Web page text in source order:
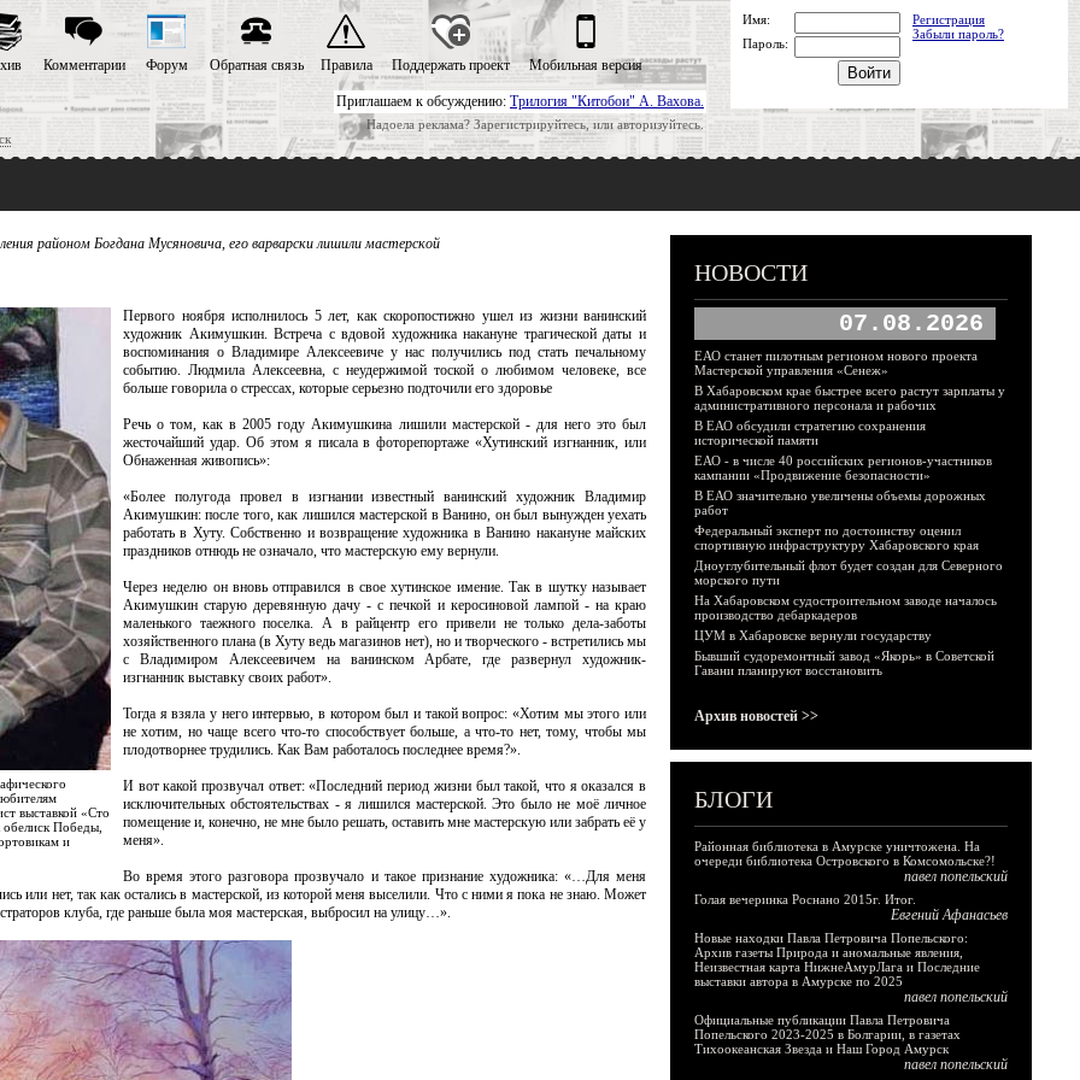
Приглашаем к обсуждению: Трилогия "Китобои" А. Вахова.
Надоела реклама? Зарегистрируйтесь, или авторизуйтесь.
Комментарии Форум Обратная связь Правила Поддержать проект Мобильная версия
Имя:
Регистрация
Забыли пароль?
Пароль:
районом Богдана Мусяновича, его варварски лишили мастерской
выставкой «Сто
Победы,
и
Первого ноября исполнилось 5 лет, как скоропостижно ушел из жизни ванинский
художник Акимушкин. Встреча с вдовой художника накануне трагической даты и
воспоминания о Владимире Алексеевиче у нас получились под стать печальному
событию. Людмила Алексеевна, с неудержимой тоской о любимом человеке, все
больше говорила о стрессах, которые серьезно подточили его здоровье
Речь о том, как в 2005 году Акимушкина лишили мастерской - для него это был
жесточайший удар. Об этом я писала в фоторепортаже «Хутинский изгнанник, или
Обнаженная живопись»:
«Более полугода провел в изгнании известный ванинский художник Владимир
Акимушкин: после того, как лишился мастерской в Ванино, он был вынужден уехать
работать в Хуту. Собственно и возвращение художника в Ванино накануне майских
праздников отнюдь не означало, что мастерскую ему вернули.
Через неделю он вновь отправился в свое хутинское имение. Так в шутку называет
Акимушкин старую деревянную дачу - с печкой и керосиновой лампой - на краю
маленького таежного поселка. А в райцентр его привели не только дела-заботы
хозяйственного плана (в Хуту ведь магазинов нет), но и творческого - встретились мы
с Владимиром Алексеевичем на ванинском Арбате, где развернул художник-
изгнанник выставку своих работ».
Тогда я взяла у него интервью, в котором был и такой вопрос: «Хотим мы этого или
не хотим, но чаще всего что-то способствует больше, а что-то нет, тому, чтобы мы
плодотворнее трудились. Как Вам работалось последнее время?».
И вот какой прозвучал ответ: «Последний период жизни был такой, что я оказался в
исключительных обстоятельствах - я лишился мастерской. Это было не моё личное
помещение и, конечно, не мне было решать, оставить мне мастерскую или забрать её у
меня».
Во время этого разговора прозвучало и такое признание художника: «…Для меня
или нет, так как остались в мастерской, из которой меня выселили. Что с ними я пока не знаю. Может
клуба, где раньше была моя мастерская, выбросил на улицу…».
НОВОСТИ
07.08.2026
ЕАО станет пилотным регионом нового проекта
Мастерской управления «Сенеж»
В Хабаровском крае быстрее всего растут зарплаты у
административного персонала и рабочих
В ЕАО обсудили стратегию сохранения
исторической памяти
ЕАО - в числе 40 российских регионов-участников
кампании «Продвижение безопасности»
В ЕАО значительно увеличены объемы дорожных
работ
Федеральный эксперт по достоинству оценил
спортивную инфраструктуру Хабаровского края
Дноуглубительный флот будет создан для Северного
морского пути
На Хабаровском судостроительном заводе началось
производство дебаркадеров
ЦУМ в Хабаровске вернули государству
Бывший судоремонтный завод «Якорь» в Советской
Гавани планируют восстановить
Архив новостей >>
БЛОГИ
Районная библиотека в Амурске уничтожена. На
очереди библиотека Островского в Комсомольске?!
павел попельский
Голая вечеринка Роснано 2015г. Итог.
Евгений Афанасьев
Новые находки Павла Петровича Попельского:
Архив газеты Природа и аномальные явления,
Неизвестная карта НижнеАмурЛага и Последние
выставки автора в Амурске по 2025
павел попельский
Официальные публикации Павла Петровича
Попельского 2023-2025 в Болгарии, в газетах
Тихоокеанская Звезда и Наш Город Амурск
павел попельский